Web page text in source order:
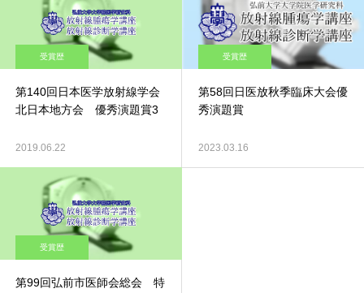
受賞歴
第140回日本医学放射線学会
北日本地方会 優秀演題賞3
2019.06.22
受賞歴
第58回日医放秋季臨床大会優
秀演題賞
2023.03.16
受賞歴
第99回弘前市医師会総会 特